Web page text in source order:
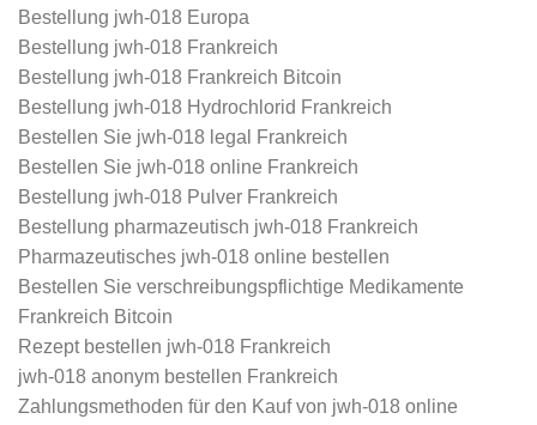
Bestellung jwh-018 Europa
Bestellung jwh-018 Frankreich
Bestellung jwh-018 Frankreich Bitcoin
Bestellung jwh-018 Hydrochlorid Frankreich
Bestellen Sie jwh-018 legal Frankreich
Bestellen Sie jwh-018 online Frankreich
Bestellung jwh-018 Pulver Frankreich
Bestellung pharmazeutisch jwh-018 Frankreich
Pharmazeutisches jwh-018 online bestellen
Bestellen Sie verschreibungspflichtige Medikamente
Frankreich Bitcoin
Rezept bestellen jwh-018 Frankreich
jwh-018 anonym bestellen Frankreich
Zahlungsmethoden für den Kauf von jwh-018 online